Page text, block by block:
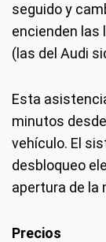
seguido y
encienden las
(las del Audi
Esta
minutos
vehículo. El
desbloqueo
apertura de la
Precios